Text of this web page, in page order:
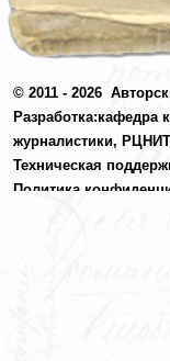
© 2011 - 2026
Разработка:кафедра
журналистики,
Техническая
Политика